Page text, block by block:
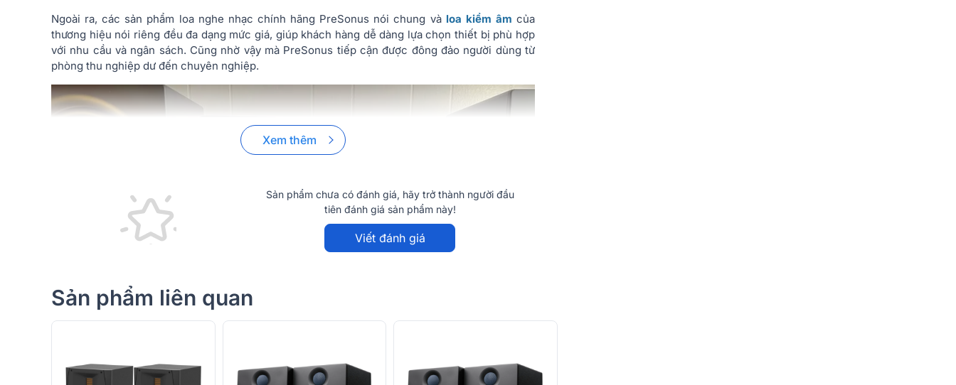
Ngoài ra, các sản phẩm loa nghe nhạc chính hãng PreSonus nói chung và loa kiểm âm của
thương hiệu nói riêng đều đa dạng mức giá, giúp khách hàng dễ dàng lựa chọn thiết bị phù hợp
với nhu cầu và ngân sách. Cũng nhờ vậy mà PreSonus tiếp cận được đông đảo người dùng từ
phòng thu nghiệp dư đến chuyên nghiệp.
Xem thêm
Sản phẩm chưa có đánh giá, hãy trở thành người đầu
tiên đánh giá sản phẩm này!
Viết đánh giá
Sản phẩm liên quan